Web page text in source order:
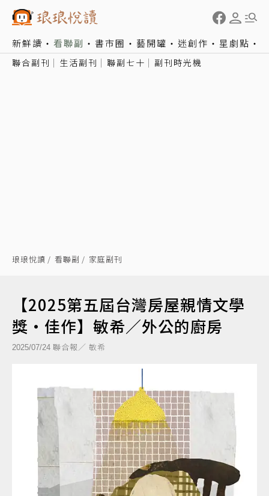
新鮮讀 看聯副 書市圈 藝開罐 迷創作 星劇點
聯合副刊 生活副刊 聯副七十 副刊時光機
琅琅悅讀 看聯副 家庭副刊
【2025第五屆台灣房屋親情文學
獎‧佳作】敏希／外公的廚房
2025/07/24 聯合報／ 敏希